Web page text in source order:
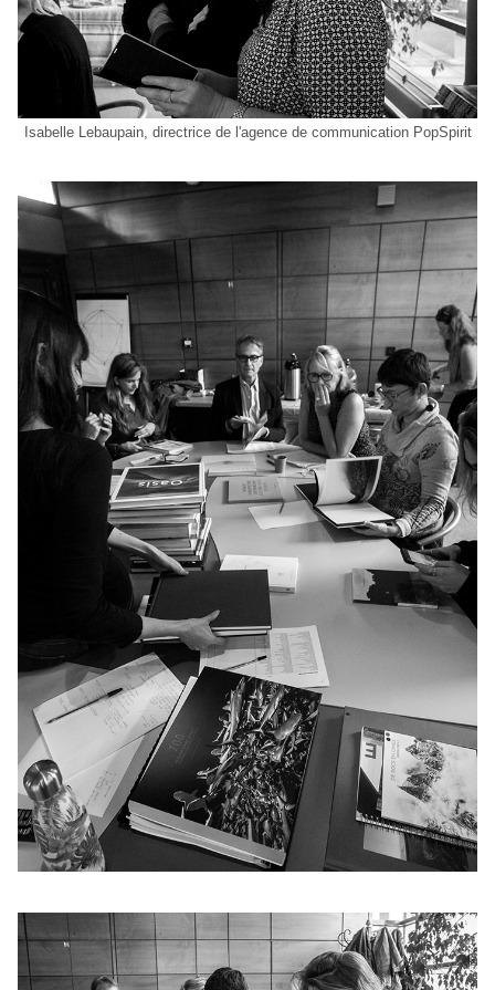
Isabelle Lebaupain, directrice de l'agence de communication PopSpirit